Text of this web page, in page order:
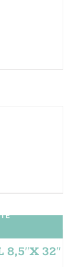
8,5″X 32″